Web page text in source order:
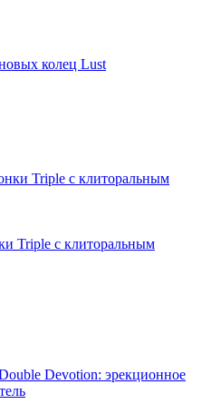
колец Lust
Triple с клиторальным